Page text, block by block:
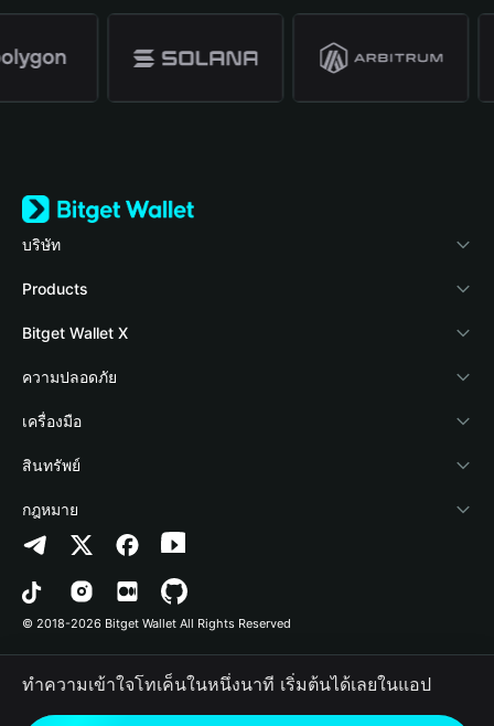
บริษัท
เกี่ยวกับ Bitget Wallet
Blog
Academy
ข่าวสารด้านคริปโต
ศูนย์ช่วยเหลือ
ติดต่อเรา
ทรัพยากรข้อมูลของแบรนด์
อาชีพ
Products
Crypto Card
Stablecoin Earn
Payfi Crypto
Crypto Swap API
Altcoin Season Index
Prediction Markets
DApp
RWA
Bitget Wallet X
นักพัฒนา
เชื่อมต่อ Wallet
Bitget Wallet Pay
ลิสต์โปรเจกต์
ความปลอดภัย
Protection Fund
เทคโนโลยีความปลอดภัย
เครื่องมือ
ซื้อคริปโต
การตรวจจับการอนุญาต
การตรวจจับสัญญา
การโอนเป็นชุด
สินทรัพย์
Arbitrum
Avalanche
Bitcoin
Polygon
กฎหมาย
นโยบายความเป็นส่วนตัว
ข้อตกลงในการใช้บริการ
© 2018-2026 Bitget Wallet All Rights Reserved
ทำความเข้าใจโทเค็นในหนึ่งนาที เริ่มต้นได้เลยในแอป